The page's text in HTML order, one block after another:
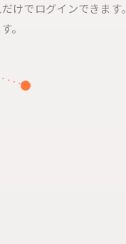
けでログインできます。
。